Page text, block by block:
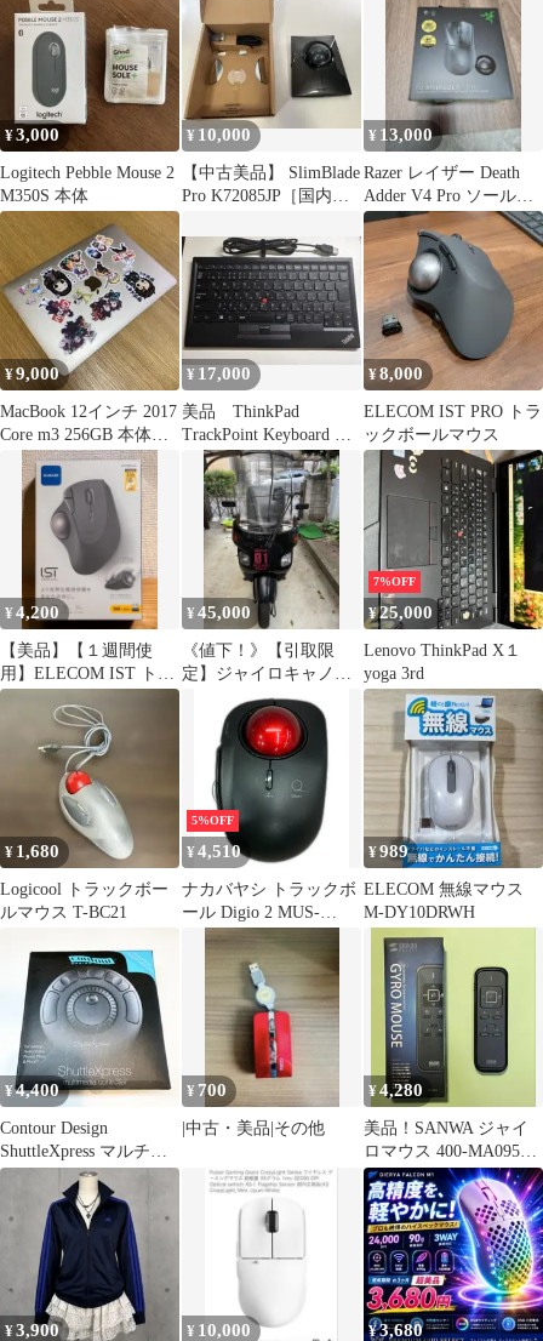
¥3,000
Logitech Pebble Mouse 2
M350S 本体
¥ 10,000
【中古美品】 SlimBlade
Pro K72085JP［国内正
¥ 13,000
Razer レイザー Death
Adder V4 Pro ソール張
替え済み
¥9,000
MacBook 12インチ 2017
Core m3 256GB 本体の
¥ 17,000
美品 ThinkPad
TrackPoint Keyboard 有
線 日本語配列
¥8,000
ELECOM IST PRO トラ
ックボールマウス
¥4,200
【美品】【１週間使
用】ELECOM IST トラ
ックボールマウス
¥45,000
《値下！》【引取限
定】ジャイロキャノピ
ー TA02 ミニカー登録
車《不動車》
7%OFF
¥25,000
Lenovo ThinkPad X１
yoga 3rd
¥ 1,680
Logicool トラックボー
ルマウス T-BC21
5%OFF
¥ 4,510
ナカバヤシ トラックボ
ール Digio 2 MUS-
TBLF185BK
¥989
ELECOM 無線マウス
M-DY10DRWH
¥4,400
Contour Design
ShuttleXpress マルチコ
ントローラー
¥ 700
|中古・美品|その他
¥4,280
美品！SANWA ジャイ
ロマウス 400-MA095、
動作確認済、箱・取説
付
¥3,900 ¥ 10,000 ¥3,680